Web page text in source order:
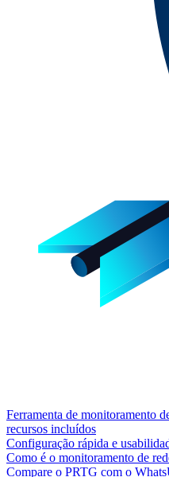
Ferramenta de monitoramento
recursos incluídos
Configuração rápida e
Como é o monitoramento de
Compare o PRTG com o